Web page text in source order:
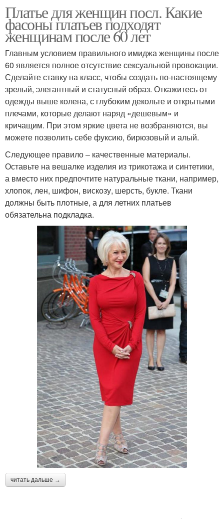
Платье для женщин посл. Какие
фасоны платьев подходят
женщинам после 60 лет
Главным условием правильного имиджа женщины после
60 является полное отсутствие сексуальной провокации.
Сделайте ставку на класс, чтобы создать по-настоящему
зрелый, элегантный и статусный образ. Откажитесь от
одежды выше колена, с глубоким декольте и открытыми
плечами, которые делают наряд «дешевым» и
кричащим. При этом яркие цвета не возбраняются, вы
можете позволить себе фуксию, бирюзовый и алый.
Следующее правило – качественные материалы.
Оставьте на вешалке изделия из трикотажа и синтетики,
а вместо них предпочтите натуральные ткани, например,
хлопок, лен, шифон, вискозу, шерсть, букле. Ткани
должны быть плотные, а для летних платьев
обязательна подкладка.
читать дальше →